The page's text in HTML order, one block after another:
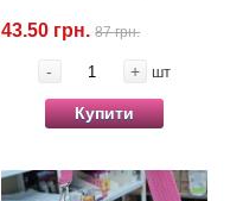
43.50 грн.87 грн.
- + шт
Купити